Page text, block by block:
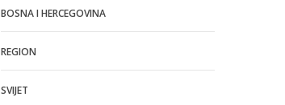
BOSNA I HERCEGOVINA
REGION
SVIJET